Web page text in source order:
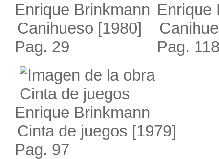
Enrique Brinkmann
Canihueso [1980]
Pag. 29
Enrique
Pag. 118
Enrique Brinkmann
Cinta de juegos [1979]
Pag. 97